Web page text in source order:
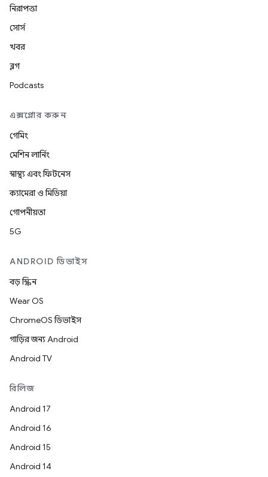
নিরাপত্তা
সোর্স
খবর
ব্লগ
Podcasts
এক্সপ্লোর করুন
গেমিং
মেশিন লার্নিং
স্বাস্থ্য এবং ফিটনেস
ক্যামেরা ও মিডিয়া
গোপনীয়তা
5G
ANDROID ডিভাইস
বড় স্ক্রিন
Wear OS
ChromeOS ডিভাইস
গাড়ির জন্য Android
Android TV
রিলিজ
Android 17
Android 16
Android 15
Android 14